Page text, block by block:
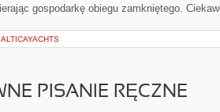
gospodarkę obiegu zamkniętego.
PISANIE RĘCZNE